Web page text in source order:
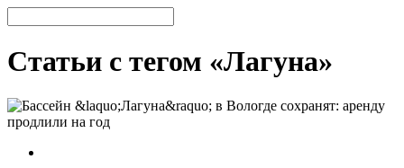
Статьи с тегом «Лагуна»